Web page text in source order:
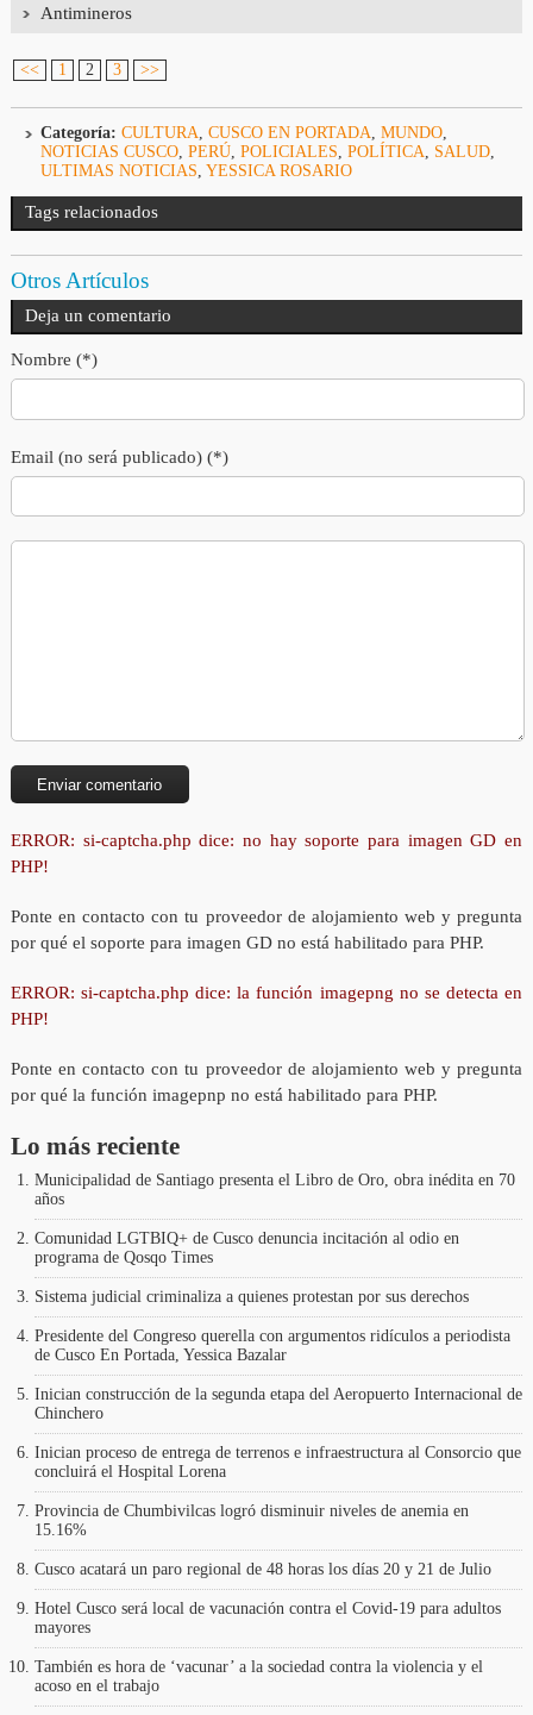
Antimineros
<< 1 2 3 >>
Categoría: CULTURA, CUSCO EN PORTADA, MUNDO,
NOTICIAS CUSCO, PERÚ, POLICIALES, POLÍTICA, SALUD,
ULTIMAS NOTICIAS, YESSICA ROSARIO
Tags relacionados
Otros Artículos
Deja un comentario
Nombre (*)
Email (no será publicado) (*)
ERROR: si-captcha.php dice: no hay soporte para imagen GD en
PHP!
Ponte en contacto con tu proveedor de alojamiento web y pregunta
por qué el soporte para imagen GD no está habilitado para PHP.
ERROR: si-captcha.php dice: la función imagepng no se detecta en
PHP!
Ponte en contacto con tu proveedor de alojamiento web y pregunta
por qué la función imagepnp no está habilitado para PHP.
Lo más reciente
Municipalidad de Santiago presenta el Libro de Oro, obra inédita en 70
años
Comunidad LGTBIQ+ de Cusco denuncia incitación al odio en
programa de Qosqo Times
Sistema judicial criminaliza a quienes protestan por sus derechos
Presidente del Congreso querella con argumentos ridículos a periodista
de Cusco En Portada, Yessica Bazalar
Inician construcción de la segunda etapa del Aeropuerto Internacional de
Chinchero
Inician proceso de entrega de terrenos e infraestructura al Consorcio que
concluirá el Hospital Lorena
Provincia de Chumbivilcas logró disminuir niveles de anemia en
15.16%
Cusco acatará un paro regional de 48 horas los días 20 y 21 de Julio
Hotel Cusco será local de vacunación contra el Covid-19 para adultos
mayores
También es hora de ‘vacunar’ a la sociedad contra la violencia y el
acoso en el trabajo